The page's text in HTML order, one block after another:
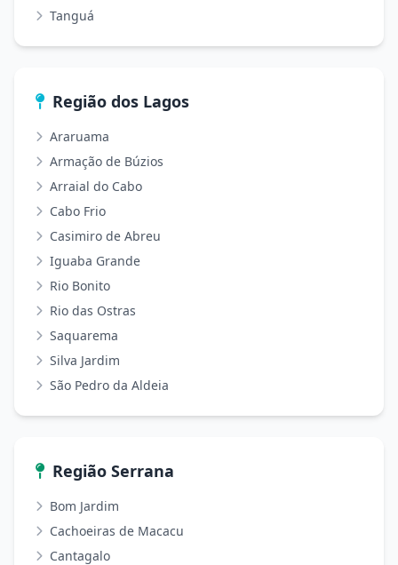
Tanguá
Região dos Lagos
Araruama
Armação de Búzios
Arraial do Cabo
Cabo Frio
Casimiro de Abreu
Iguaba Grande
Rio Bonito
Rio das Ostras
Saquarema
Silva Jardim
São Pedro da Aldeia
Região Serrana
Bom Jardim
Cachoeiras de Macacu
Cantagalo